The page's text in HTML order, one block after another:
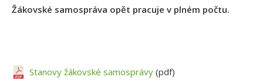
FOTOGALERIE
Žákovské samospráva opět pracuje v plném počtu.
Stanovy žákovské samosprávy (pdf)